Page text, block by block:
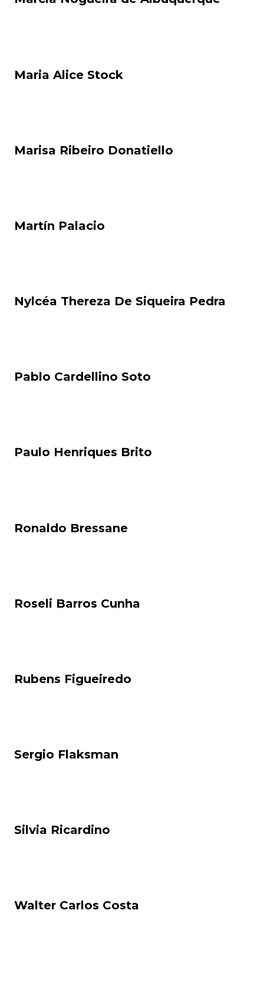
Maria Alice Stock
Marisa Ribeiro Donatiello
Martín Palacio
Nylcéa Thereza De Siqueira Pedra
Pablo Cardellino Soto
Paulo Henriques Brito
Ronaldo Bressane
Roseli Barros Cunha
Rubens Figueiredo
Sergio Flaksman
Silvia Ricardino
Walter Carlos Costa